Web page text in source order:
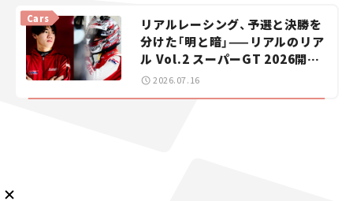
リアルレーシング、予選と決勝を
分けた「明と暗」——リアルのリア
ル Vol.2 スーパーGT 2026開幕
戦 岡山国際サーキット
Cars
2026.07.16
KURU KURAについて広告掲載 プライバシーポリシー
採用情報
FAQ